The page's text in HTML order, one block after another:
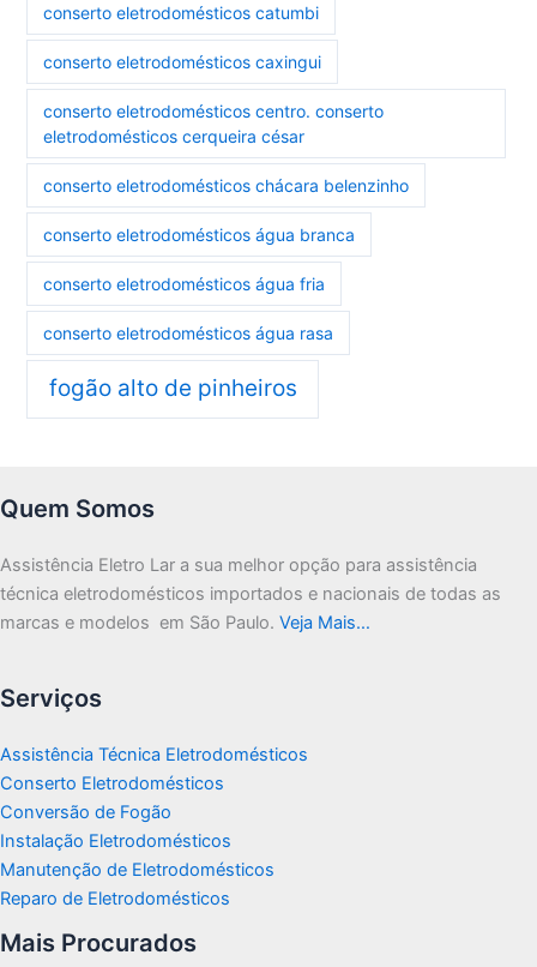
conserto eletrodomésticos catumbi
conserto eletrodomésticos caxingui
conserto eletrodomésticos centro. conserto
eletrodomésticos cerqueira césar
conserto eletrodomésticos chácara belenzinho
conserto eletrodomésticos água branca
conserto eletrodomésticos água fria
conserto eletrodomésticos água rasa
fogão alto de pinheiros
Quem Somos
Assistência Eletro Lar a sua melhor opção para assistência
técnica eletrodomésticos importados e nacionais de todas as
marcas e modelos em São Paulo. Veja Mais…
Serviços
Assistência Técnica Eletrodomésticos
Conserto Eletrodomésticos
Conversão de Fogão
Instalação Eletrodomésticos
Manutenção de Eletrodomésticos
Reparo de Eletrodomésticos
Mais Procurados